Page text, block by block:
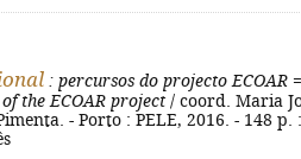
: percursos do projecto ECOAR =
the ECOAR project/ coord. Maria
- Porto : PELE, 2016. - 148 p.